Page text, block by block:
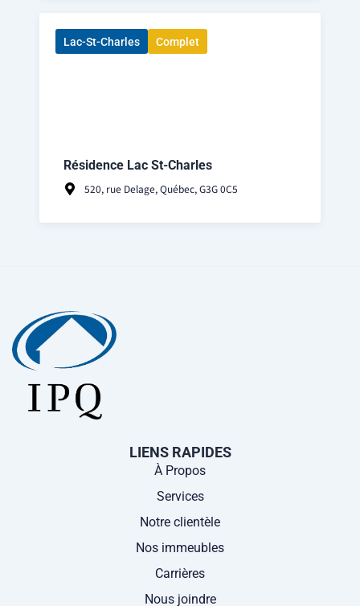
Lac-St-Charles Complet
Résidence Lac St-Charles
520, rue Delage, Québec, G3G 0C5
LIENS RAPIDES
À Propos
Services
Notre clientèle
Nos immeubles
Carrières
Nous joindre